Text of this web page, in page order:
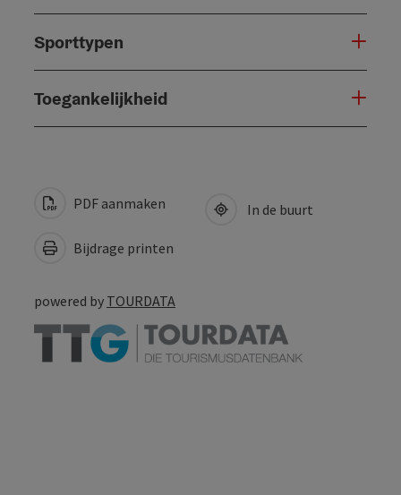
Sporttypen
Toegankelijkheid
PDF aanmaken
Bijdrage printen
In de buurt
powered by TOURDATA